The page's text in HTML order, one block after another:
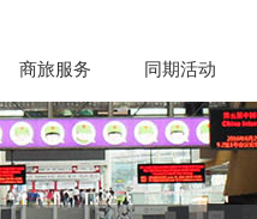
商旅服务 同期活动